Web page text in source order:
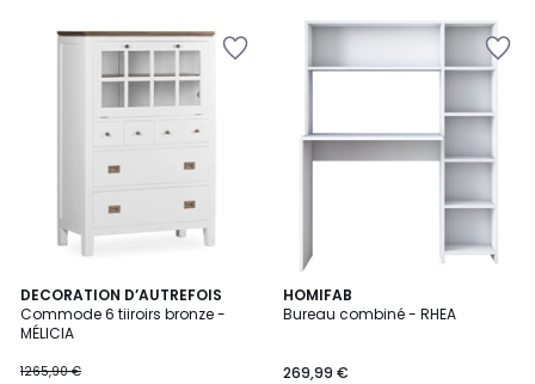
DECORATION D’AUTREFOIS
Commode 6 tiiroirs bronze -
MÉLICIA
1265,90 €
HOMIFAB
Bureau combiné - RHEA
269,99 €